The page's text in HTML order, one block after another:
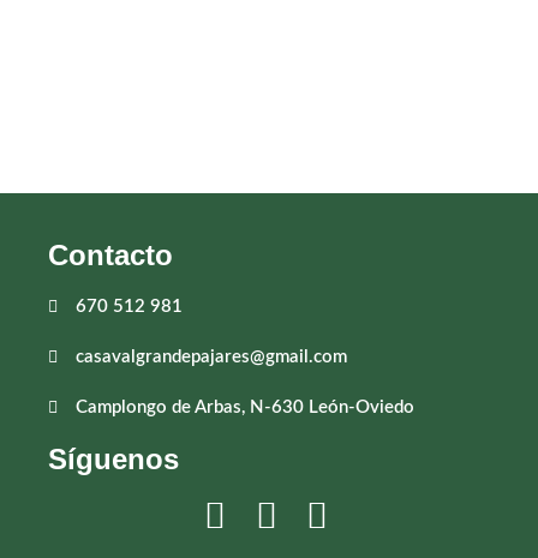
Contacto
670 512 981
casavalgrandepajares@gmail.com
Camplongo de Arbas, N-630 León-Oviedo
Síguenos